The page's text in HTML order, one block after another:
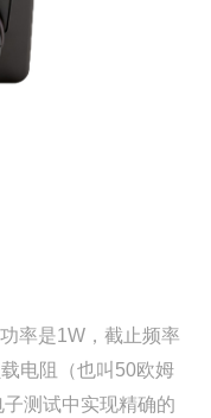
率是1W，截止频率
电阻（也叫50欧姆
测试中实现精确的